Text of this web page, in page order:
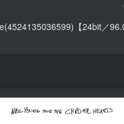
【24bit／